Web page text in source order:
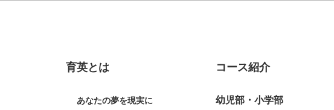
育英とは
あなたの夢を現実に
コース紹介
幼児部・小学部